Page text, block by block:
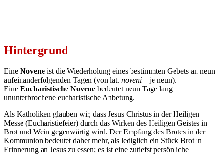
Hintergrund
Eine Novene ist die Wiederholung eines bestimmten Gebets an neun
aufeinanderfolgenden Tagen (von lat. noveni – je neun).
Eine Eucharistische Novene bedeutet neun Tage lang
ununterbrochene eucharistische Anbetung.
Als Katholiken glauben wir, dass Jesus Christus in der Heiligen
Messe (Eucharistiefeier) durch das Wirken des Heiligen Geistes in
Brot und Wein gegenwärtig wird. Der Empfang des Brotes in der
Kommunion bedeutet daher mehr, als lediglich ein Stück Brot in
Erinnerung an Jesus zu essen; es ist eine zutiefst persönliche